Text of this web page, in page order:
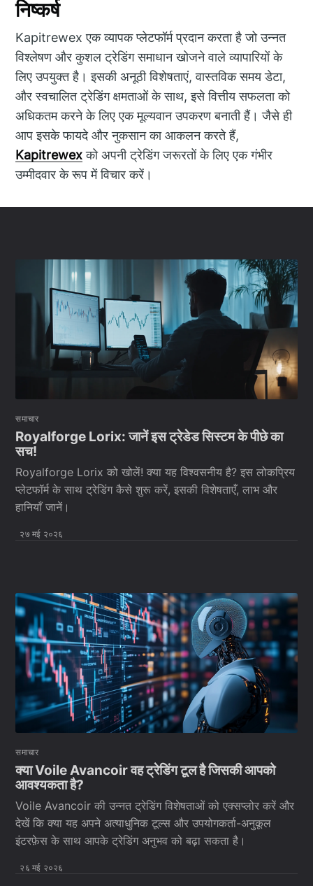
निष्कर्ष
Kapitrewex एक व्यापक प्लेटफॉर्म प्रदान करता है जो उन्नत
विश्लेषण और कुशल ट्रेडिंग समाधान खोजने वाले व्यापारियों के
लिए उपयुक्त है। इसकी अनूठी विशेषताएं, वास्तविक समय डेटा,
और स्वचालित ट्रेडिंग क्षमताओं के साथ, इसे वित्तीय सफलता को
अधिकतम करने के लिए एक मूल्यवान उपकरण बनाती हैं। जैसे ही
आप इसके फायदे और नुकसान का आकलन करते हैं,
Kapitrewexको अपनी ट्रेडिंग जरूरतों के लिए एक गंभीर
उम्मीदवार के रूप में विचार करें।
समाचार
Royalforge Lorix: जानें इस ट्रेडेड सिस्टम के पीछे का
सच!
Royalforge Lorix को खोलें! क्या यह विश्वसनीय है? इस लोकप्रिय
प्लेटफॉर्म के साथ ट्रेडिंग कैसे शुरू करें, इसकी विशेषताएँ, लाभ और
हानियाँ जानें।
२७ मई २०२६
समाचार
क्या Voile Avancoir वह ट्रेडिंग टूल है जिसकी आपको
आवश्यकता है?
Voile Avancoir की उन्नत ट्रेडिंग विशेषताओं को एक्सप्लोर करें और
देखें कि क्या यह अपने अत्याधुनिक टूल्स और उपयोगकर्ता-अनुकूल
इंटरफ़ेस के साथ आपके ट्रेडिंग अनुभव को बढ़ा सकता है।
२६ मई २०२६